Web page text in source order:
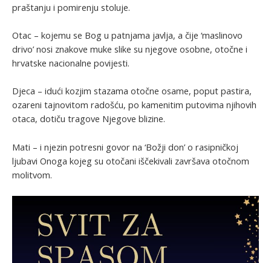
praštanju i pomirenju stoluje.
Otac – kojemu se Bog u patnjama javlja, a čije ‘maslinovo
drivo’ nosi znakove muke slike su njegove osobne, otočne i
hrvatske nacionalne povijesti.
Djeca – idući kozjim stazama otočne osame, poput pastira,
ozareni tajnovitom radošću, po kamenitim putovima njihovih
otaca, dotiču tragove Njegove blizine.
Mati – i njezin potresni govor na ‘Božji don’ o rasipničkoj
ljubavi Onoga kojeg su otočani iščekivali završava otočnom
molitvom.